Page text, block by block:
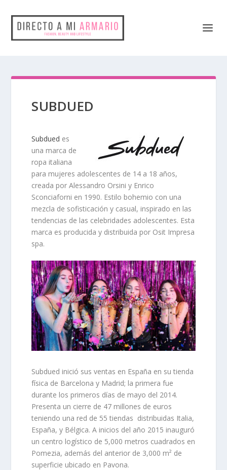
SUBDUED
Subdued es
una marca de
ropa italiana
para mujeres adolescentes de 14 a 18 años,
creada porAlessandro Orsini y Enrico
Sconciaforni en 1990. Estilo bohemio con una
mezcla de sofisticación y casual, inspirado en las
tendencias de las celebridades adolescentes. Esta
marca es producida y distribuida por Osit Impresa
spa.
Subdued inició sus ventas en España en sutienda
física de Barcelona y Madrid; la primera fue
durante los primeros días de mayo del 2014.
Presenta un cierre de 47 millones de euros
teniendo una red de 55 tiendas distribuidas Italia,
España, y Bélgica. A inicios del año 2015 inauguró
un centro logístico de 5,000 metros cuadrados en
Pomezia, además del anterior de 3,000 m² de
superficie ubicado en Pavona.